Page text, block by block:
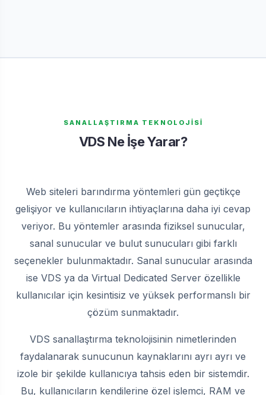
SANALLAŞTIRMA TEKNOLOJİSİ
VDS Ne İşe Yarar?
Web siteleri barındırma yöntemleri gün geçtikçe
gelişiyor ve kullanıcıların ihtiyaçlarına daha iyi cevap
veriyor. Bu yöntemler arasında fiziksel sunucular,
sanal sunucular ve bulut sunucuları gibi farklı
seçenekler bulunmaktadır. Sanal sunucular arasında
ise VDS ya da Virtual Dedicated Server özellikle
kullanıcılar için kesintisiz ve yüksek performanslı bir
çözüm sunmaktadır.
VDS sanallaştırma teknolojisinin nimetlerinden
faydalanarak sunucunun kaynaklarını ayrı ayrı ve
izole bir şekilde kullanıcıya tahsis eden bir sistemdir.
Bu, kullanıcıların kendilerine özel işlemci, RAM ve